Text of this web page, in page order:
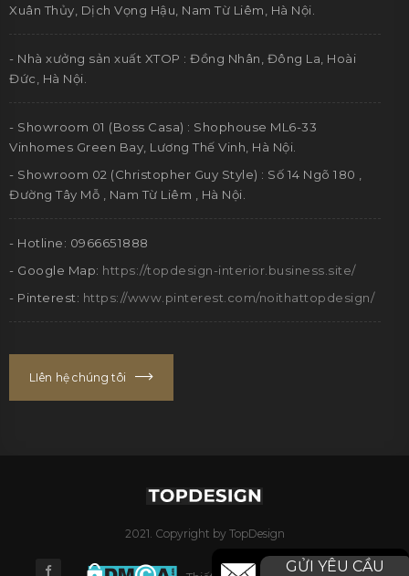
Xuân Thủy, Dịch Vọng Hậu, Nam Từ Liêm, Hà Nội.
- Nhà xưởng sản xuất XTOP : Đồng Nhân, Đông La, Hoài
Đức, Hà Nội.
- Showroom 01 (Boss Casa) : Shophouse ML6-33
Vinhomes Green Bay, Lương Thế Vinh, Hà Nội.
- Showroom 02 (Christopher Guy Style) : Số 14 Ngõ 180 ,
Đường Tây Mỗ , Nam Từ Liêm , Hà Nội.
- Hotline: 0966651888
- Google Map: https://topdesign-interior.business.site/
- Pinterest: https://www.pinterest.com/noithattopdesign/
LIên hệ chúng tôi
2021. Copyright by TopDesign
GỬI YÊU CẦU